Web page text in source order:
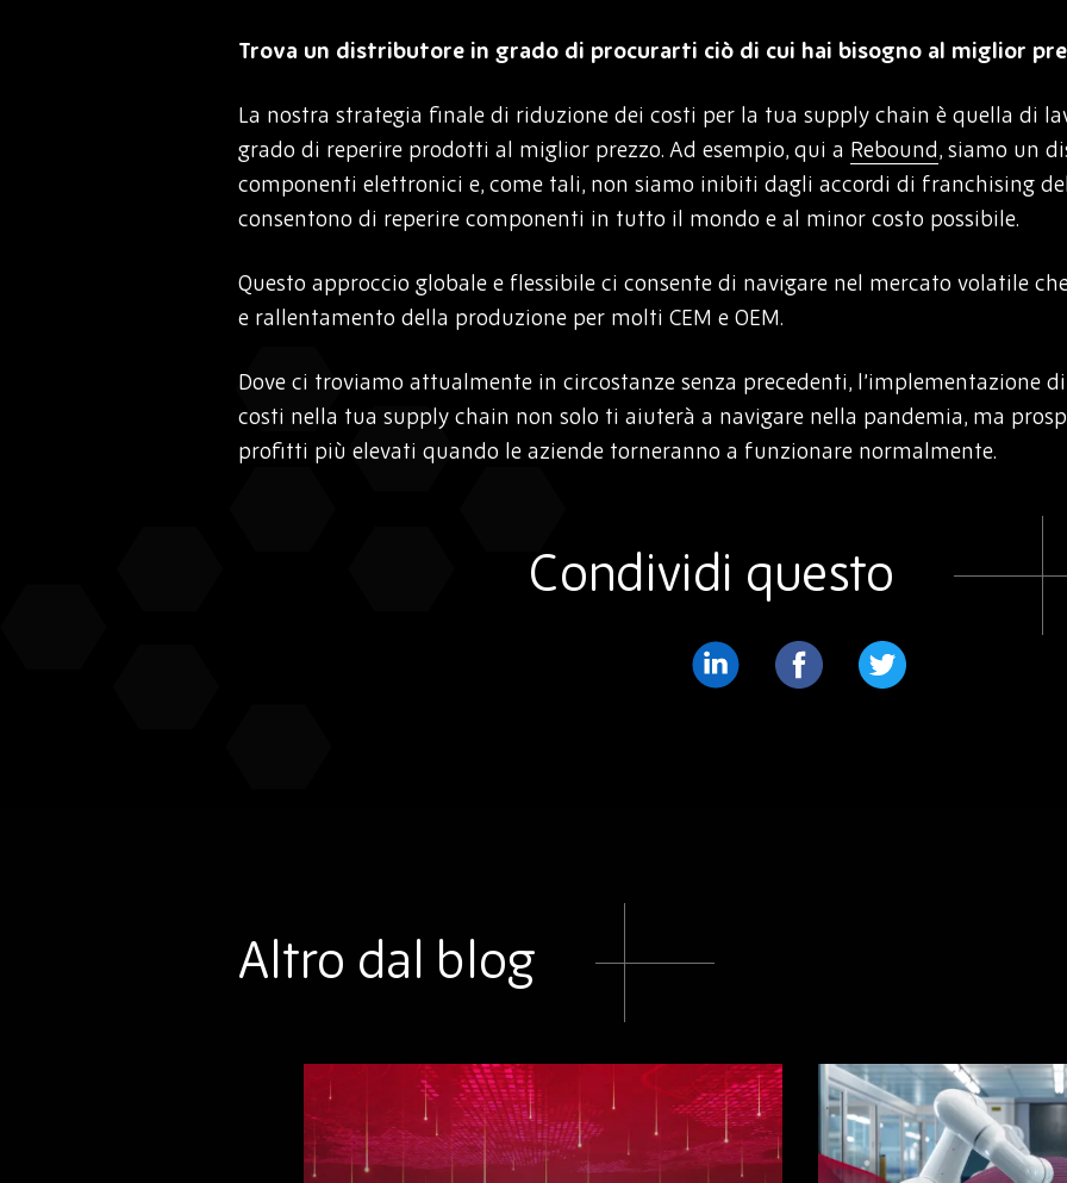
Trova un distributore in grado di procurarti ciò di cui hai bisogno al miglior
La nostra strategia finale di riduzione dei costi per la tua supply chain è quella di
grado di reperire prodotti al miglior prezzo. Ad esempio, qui a Rebound, siamo un
componenti elettronici e, come tali, non siamo inibiti dagli accordi di franchising
consentono di reperire componenti in tutto il mondo e al minor costo possibile.
Questo approccio globale e flessibile ci consente di navigare nel mercato volatile
e rallentamento della produzione per molti CEM e OEM.
Dove ci troviamo attualmente in circostanze senza precedenti, l’implementazione
costi nella tua supply chain non solo ti aiuterà a navigare nella pandemia, ma
profitti più elevati quando le aziende torneranno a funzionare normalmente.
Condividi questo
Altro dal blog